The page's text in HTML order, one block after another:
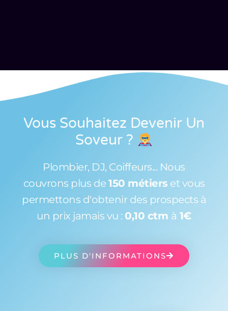
Vous Souhaitez Devenir Un
Soveur ?
Plombier, DJ, Coiffeurs... Nous
couvrons plus de 150 métiers et vous
permettons d'obtenir des prospects à
un prix jamais vu : 0,10 ctm à 1€
PLUS D'INFORMATIONS